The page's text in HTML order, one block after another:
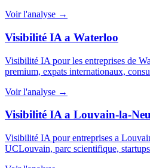
Voir l'analyse →
Visibilité IA a Waterloo
Visibilité IA pour les entreprises de
premium, expats internationaux,
Voir l'analyse →
Visibilité IA a Louvain-la-
Visibilité IA pour entreprises a
UCLouvain, parc scientifique,